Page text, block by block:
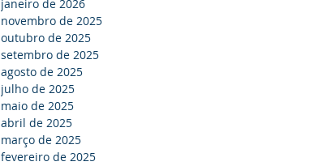
janeiro de 2026
novembro de 2025
outubro de 2025
setembro de 2025
agosto de 2025
julho de 2025
maio de 2025
abril de 2025
março de 2025
fevereiro de 2025